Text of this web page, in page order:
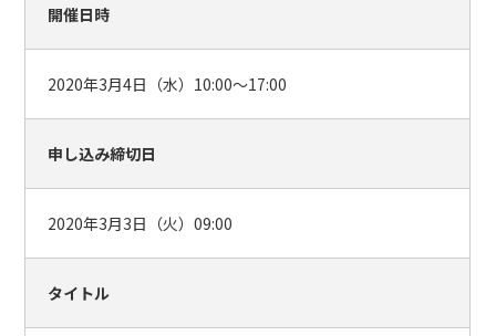
開催日時
2020年3月4日（水）10:00～17:00
申し込み締切日
2020年3月3日（火）09:00
タイトル